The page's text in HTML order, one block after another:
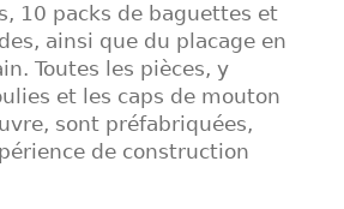
10 packs de baguettes et
ainsi que du placage en
Toutes les pièces, y
et les caps de mouton
sont préfabriquées,
de construction